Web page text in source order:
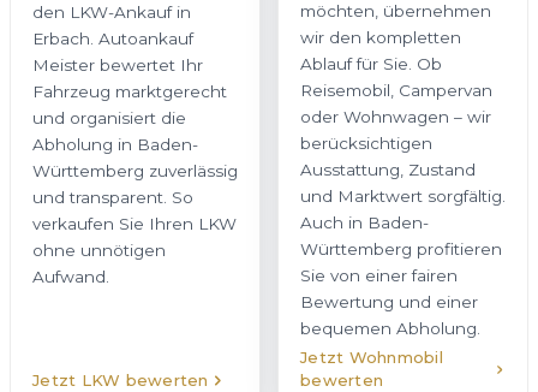
den LKW-Ankauf in
Erbach. Autoankauf
Meister bewertet Ihr
Fahrzeug marktgerecht
und organisiert die
Abholung in Baden-
Württemberg zuverlässig
und transparent. So
verkaufen Sie Ihren LKW
ohne unnötigen
Aufwand.
Jetzt LKW bewerten
möchten, übernehmen
wir den kompletten
Ablauf für Sie. Ob
Reisemobil, Campervan
oder Wohnwagen – wir
berücksichtigen
Ausstattung, Zustand
und Marktwert sorgfältig.
Auch in Baden-
Württemberg profitieren
Sie von einer fairen
Bewertung und einer
bequemen Abholung.
Jetzt Wohnmobil
bewerten